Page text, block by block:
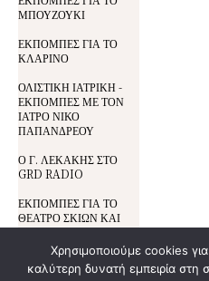
ΜΠΟΥΖΟΥΚΙ
ΕΚΠΟΜΠΕΣ ΓΙΑ ΤΟ
ΚΛΑΡΙΝΟ
ΟΛΙΣΤΙΚΗ ΙΑΤΡΙΚΗ -
ΕΚΠΟΜΠΕΣ ΜΕ ΤΟΝ
ΙΑΤΡΟ ΝΙΚΟ
ΠΑΠΑΝΔΡΕΟΥ
Ο Γ. ΛΕΚΑΚΗΣ ΣΤΟ
GRD RADIO
ΕΚΠΟΜΠΕΣ ΓΙΑ ΤΟ
ΘΕΑΤΡΟ ΣΚΙΩΝ ΚΑΙ
ΤΟΝ ΚΑΡΑΓΚΙΟΖΗ
Χρησιμοποιούμε cookies
καλύτερη δυνατή εμπειρία στη